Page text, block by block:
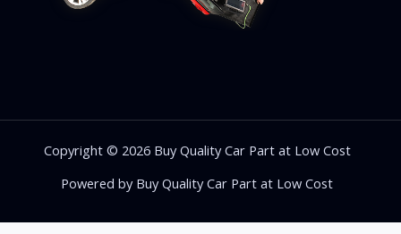
Copyright © 2026 Buy Quality Car Part at Low Cost
Powered by Buy Quality Car Part at Low Cost